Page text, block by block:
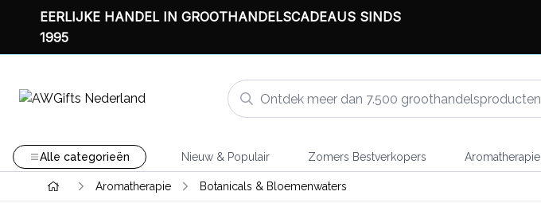
EERLIJKE HANDEL IN GROOTHANDELSCADEAUS SINDS
1995
Alle categorieën Nieuw & Populair Zomers Bestverkopers Aromatherapie
Aromatherapie Botanicals & Bloemenwaters